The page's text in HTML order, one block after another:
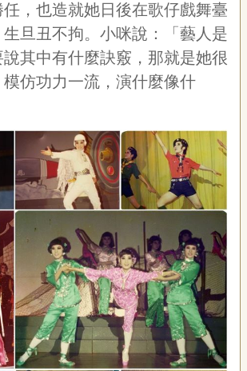
，也造就她日後在歌仔戲舞臺
生旦丑不拘。小咪說：「藝人是
其中有什麼訣竅，那就是她很
仿功力一流，演什麼像什